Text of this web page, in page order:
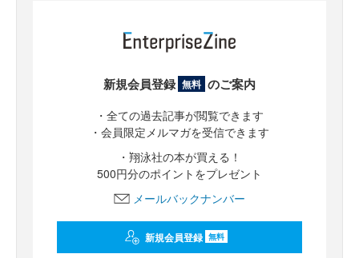
新規会員登録 無料 のご案内
・全ての過去記事が閲覧できます
・会員限定メルマガを受信できます
・翔泳社の本が買える！
500円分のポイントをプレゼント
メールバックナンバー
新規会員登録 無料